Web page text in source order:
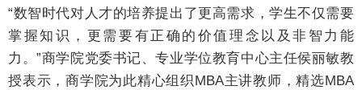
“数智时代对人才的培养提出了更高需求，学生不仅需要
掌握知识，更需要有正确的价值理念以及非智力能
力。”商学院党委书记、专业学位教育中心主任侯丽敏教
授表示，商学院为此精心组织MBA主讲教师，精选MBA